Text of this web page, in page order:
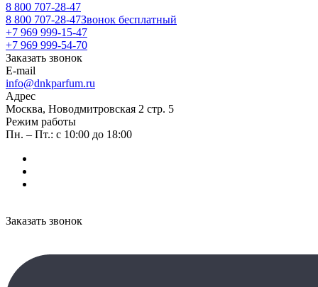
8 800 707-28-47
8 800 707-28-47Звонок бесплатный
+7 969 999-15-47
+7 969 999-54-70
Заказать звонок
E-mail
info@dnkparfum.ru
Адрес
Москва, Новодмитровская 2 стр. 5
Режим работы
Пн. – Пт.: с 10:00 до 18:00
Заказать звонок